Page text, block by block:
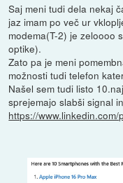
Saj meni tudi dela nekaj
jaz imam po več ur
modema(T-2) je zeloooo
optike).
Zato pa je meni
možnosti tudi telefon
Našel sem tudi listo
sprejemajo slabši signal
https://